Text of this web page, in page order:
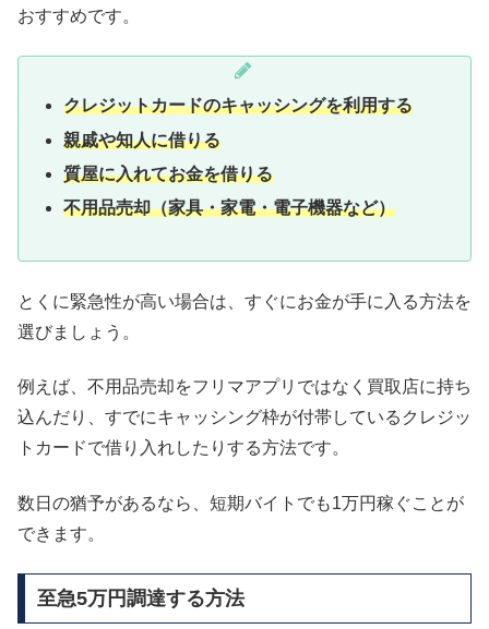
おすすめです。
クレジットカードのキャッシングを利用する
親戚や知人に借りる
質屋に入れてお金を借りる
不用品売却（家具・家電・電子機器など）
とくに緊急性が高い場合は、すぐにお金が手に入る方法を
選びましょう。
例えば、不用品売却をフリマアプリではなく買取店に持ち
込んだり、すでにキャッシング枠が付帯しているクレジッ
トカードで借り入れしたりする方法です。
数日の猶予があるなら、短期バイトでも1万円稼ぐことが
できます。
至急5万円調達する方法